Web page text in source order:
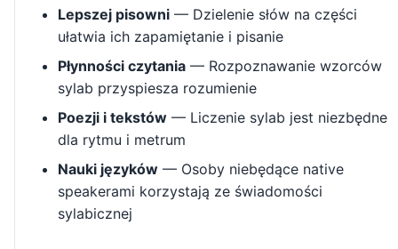
Lepszej pisowni — Dzielenie słów na części
ułatwia ich zapamiętanie i pisanie
Płynności czytania — Rozpoznawanie wzorców
sylab przyspiesza rozumienie
Poezji i tekstów — Liczenie sylab jest niezbędne
dla rytmu i metrum
Nauki języków — Osoby niebędące native
speakerami korzystają ze świadomości
sylabicznej